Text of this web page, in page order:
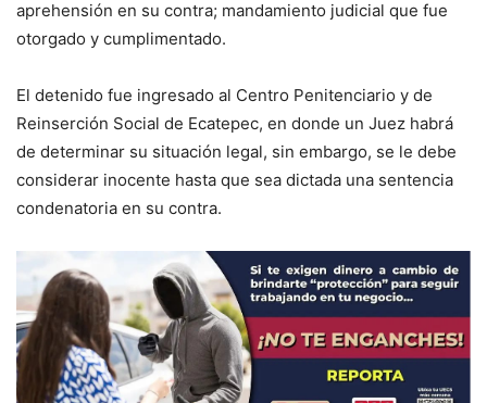
aprehensión en su contra; mandamiento judicial que fue
otorgado y cumplimentado.
El detenido fue ingresado al Centro Penitenciario y de
Reinserción Social de Ecatepec, en donde un Juez habrá
de determinar su situación legal, sin embargo, se le debe
considerar inocente hasta que sea dictada una sentencia
condenatoria en su contra.